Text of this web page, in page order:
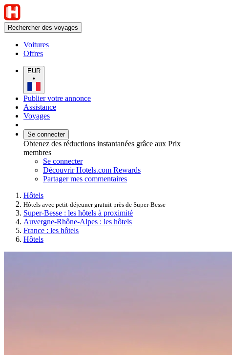
Rechercher des voyages
Voitures
Offres
EUR
•
Publier votre annonce
Assistance
Voyages
Se connecter
Obtenez des réductions instantanées grâce aux Prix
membres
Se connecter
Découvrir Hotels.com Rewards
Partager mes commentaires
Hôtels
Hôtels avec petit-déjeuner gratuit près de Super-Besse
Super-Besse : les hôtels à proximité
Auvergne-Rhône-Alpes : les hôtels
France : les hôtels
Hôtels